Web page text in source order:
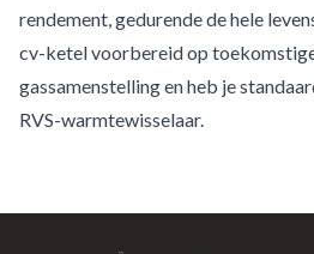
rendement, gedurende de hele
cv-ketel voorbereid op
gassamenstelling en heb je
RVS-warmtewisselaar.